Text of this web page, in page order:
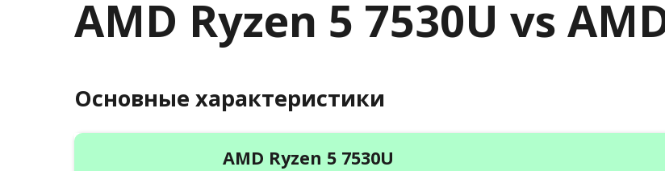
AMD Ryzen 5 7530U vs
Основные характеристики
AMD Ryzen 5 7530U